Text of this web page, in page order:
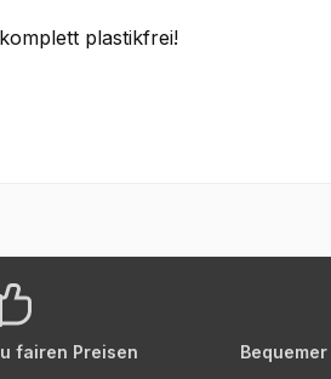
plastikfrei!
fairen Preisen